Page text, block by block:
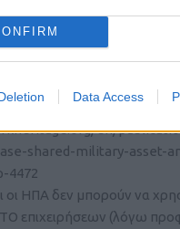
Data Access
1368468/incirlik-
link
en/
shared-military-asset-
4472
οι ΗΠΑ δεν μπορούν να
επιχειρήσεων (λόγω